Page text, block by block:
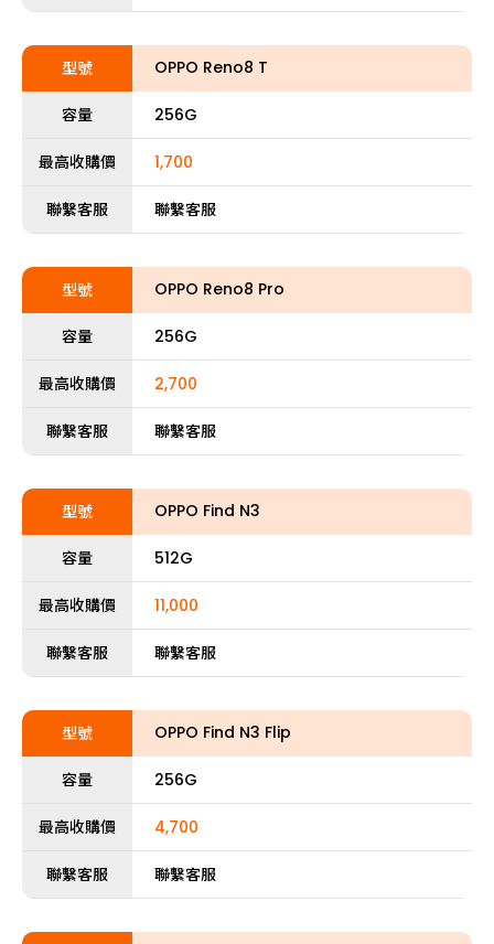
型號 OPPO Reno8 T
容量 256G
最高收購價 1,700
聯繫客服 聯繫客服
型號 OPPO Reno8 Pro
容量 256G
最高收購價 2,700
聯繫客服 聯繫客服
型號 OPPO Find N3
容量 512G
最高收購價 11,000
聯繫客服 聯繫客服
型號 OPPO Find N3 Flip
容量 256G
最高收購價 4,700
聯繫客服 聯繫客服